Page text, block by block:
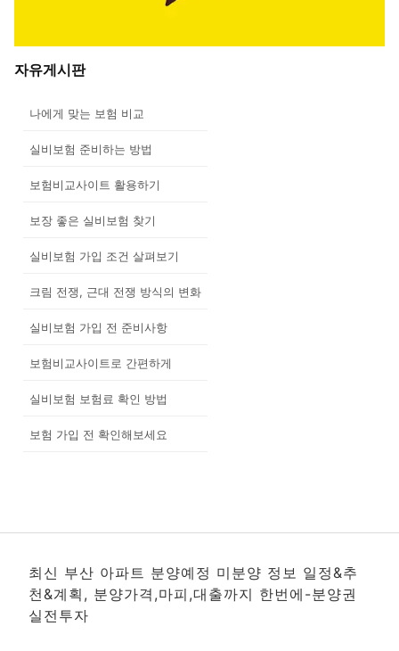
자유게시판
나에게 맞는 보험 비교
실비보험 준비하는 방법
보험비교사이트 활용하기
보장 좋은 실비보험 찾기
실비보험 가입 조건 살펴보기
크림 전쟁, 근대 전쟁 방식의 변화
실비보험 가입 전 준비사항
보험비교사이트로 간편하게
실비보험 보험료 확인 방법
보험 가입 전 확인해보세요
최신 부산 아파트 분양예정 미분양 정보 일정&추
천&계획, 분양가격,마피,대출까지 한번에-분양권
실전투자